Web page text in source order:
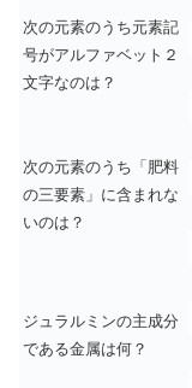
次の元素のうち元素記
号がアルファベット２
文字なのは？
次の元素のうち「肥料
の三要素」に含まれな
いのは？
ジュラルミンの主成分
である金属は何？